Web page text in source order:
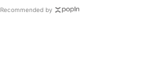
Recommended by